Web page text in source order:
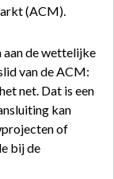
(ACM).
aan de wettelijke
van de ACM:
net. Dat is een
kan
of
bij de